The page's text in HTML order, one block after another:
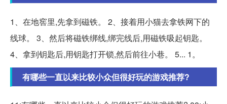
1、在地窖里,先拿到磁铁。 2、接着用小猫去拿铁网下的
线球。 3、然后将磁铁绑线,绑完线后,用磁铁吸起钥匙。
4、拿到钥匙后,用钥匙打开锁,然后前往小巷。 5... 1。
有哪些一直以来比较小众但很好玩的游戏推荐?